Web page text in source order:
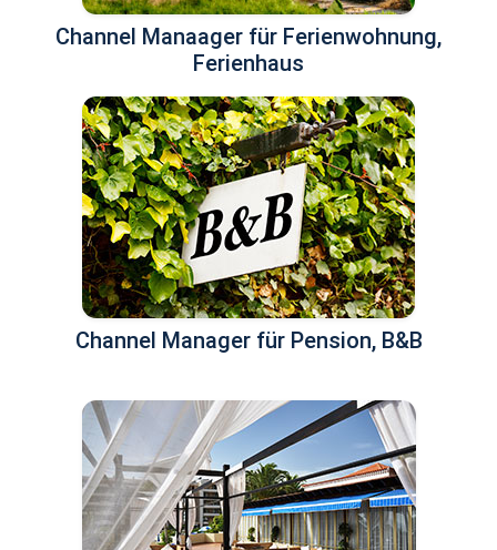
Channel Manaager für Ferienwohnung,
Ferienhaus
Channel Manager für Pension, B&B